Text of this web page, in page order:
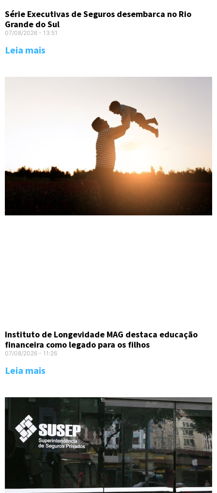
Série Executivas de Seguros desembarca no Rio
Grande do Sul
07/08/2026 13:51
Leia mais
Instituto de Longevidade MAG destaca educação
financeira como legado para os filhos
07/08/2026 11:26
Leia mais